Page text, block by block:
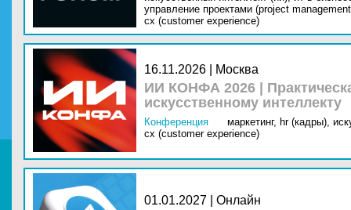
управление проектами (project
cx (customer experience)
16.11.2026 | Москва
ИИ КОНФА 2026 |
искусственному интеллекту
Конференция маркетинг, hr (кадры),
cx (customer experience)
01.01.2027 | Онлайн